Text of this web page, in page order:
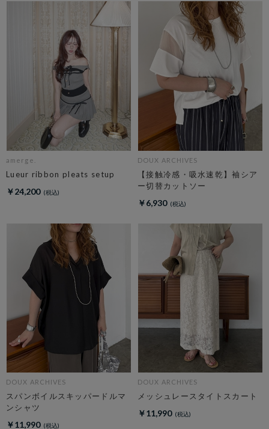
amerge.
Lueur ribbon pleats setup
￥24,200
DOUX ARCHIVES
【接触冷感・吸水速乾】袖シア
ー切替カットソー
￥6,930
DOUX ARCHIVES
スパンボイルスキッパードルマ
ンシャツ
￥11,990
DOUX ARCHIVES
メッシュレースタイトスカート
￥11,990